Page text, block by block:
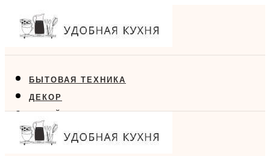
БЫТОВАЯ ТЕХНИКА
ДЕКОР
ДИЗАЙН
ЕДА